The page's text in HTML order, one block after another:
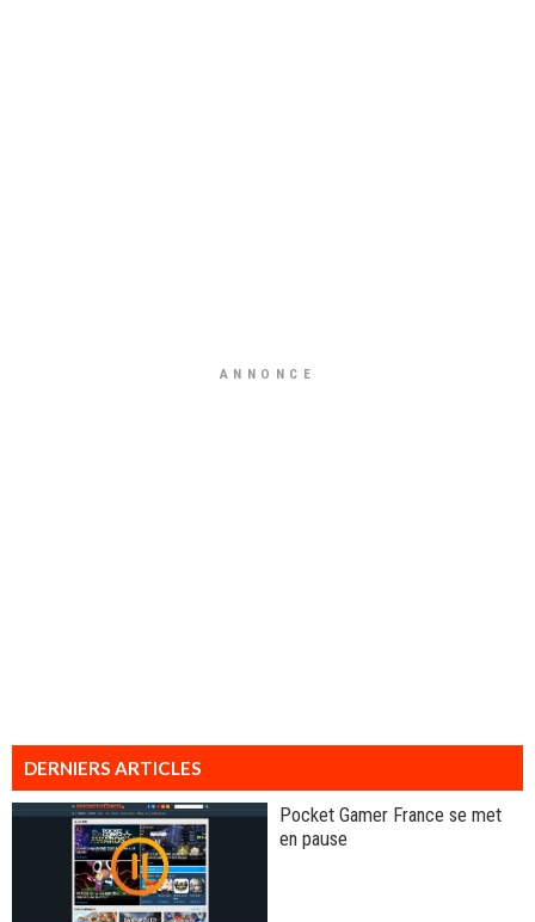
ANNONCE
DERNIERS ARTICLES
Pocket Gamer France se met
en pause